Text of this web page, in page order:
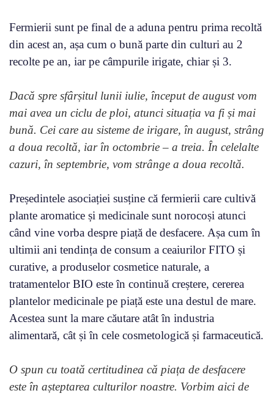
Fermierii sunt pe final de a aduna pentru prima recoltă
din acest an, așa cum o bună parte din culturi au 2
recolte pe an, iar pe câmpurile irigate, chiar și 3.
Dacă spre sfârșitul lunii iulie, început de august vom
mai avea un ciclu de ploi, atunci situația va fi și mai
bună. Cei care au sisteme de irigare, în august, strâng
a doua recoltă, iar în octombrie – a treia. În celelalte
cazuri, în septembrie, vom strânge a doua recoltă.
Președintele asociației susține că fermierii care cultivă
plante aromatice și medicinale sunt norocoși atunci
când vine vorba despre piață de desfacere. Așa cum în
ultimii ani tendința de consum a ceaiurilor FITO și
curative, a produselor cosmetice naturale, a
tratamentelor BIO este în continuă creștere, cererea
plantelor medicinale pe piață este una destul de mare.
Acestea sunt la mare căutare atât în industria
alimentară, cât și în cele cosmetologică și farmaceutică.
O spun cu toată certitudinea că piața de desfacere
este în așteptarea culturilor noastre. Vorbim aici de